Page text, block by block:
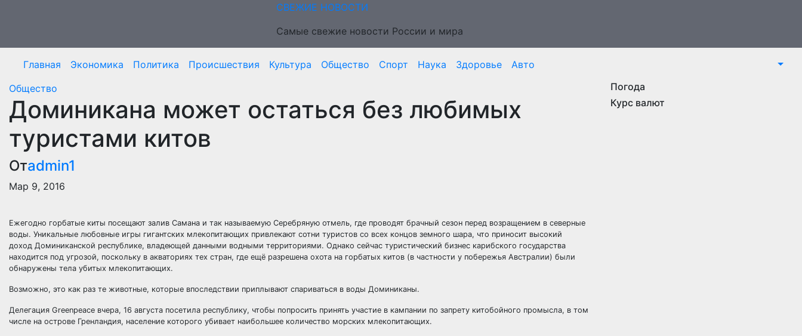
СВЕЖИЕ НОВОСТИ
Самые свежие новости России и мира
Главная Экономика Политика Происшествия Культура Общество Спорт Наука Здоровье
Авто
Общество
Доминикана может остаться без любимых
туристами китов
Отadmin1
Мар 9, 2016
Ежегодно горбатые киты посещают залив Самана и так называемую Серебряную отмель, где проводят брачный сезон перед возращением в северные
воды. Уникальные любовные игры гигантских млекопитающих привлекают сотни туристов со всех концов земного шара, что приносит высокий
доход Доминиканской республике, владеющей данными водными территориями. Однако сейчас туристический бизнес карибского государства
находится под угрозой, поскольку в акваториях тех стран, где ещё разрешена охота на горбатых китов (в частности у побережья Австралии) были
обнаружены тела убитых млекопитающих.
Возможно, это как раз те животные, которые впоследствии приплывают спариваться в воды Доминиканы.
Делегация Greenpeace вчера, 16 августа посетила республику, чтобы попросить принять участие в кампании по запрету китобойного промысла, в том
числе на острове Гренландия, население которого убивает наибольшее количество морских млекопитающих.
Погода
Курс валют